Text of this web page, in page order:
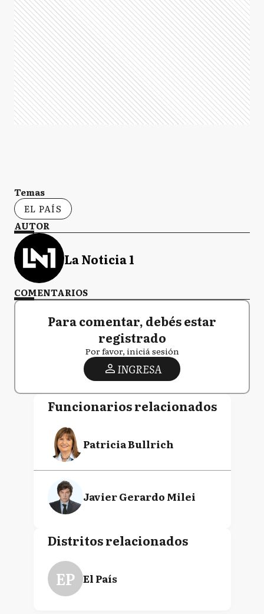
Temas
EL PAÍS
AUTOR
La Noticia 1
COMENTARIOS
Para comentar, debés estar
registrado
Por favor, iniciá sesión
INGRESA
Funcionarios relacionados
Patricia Bullrich
Javier Gerardo Milei
Distritos relacionados
EP El País